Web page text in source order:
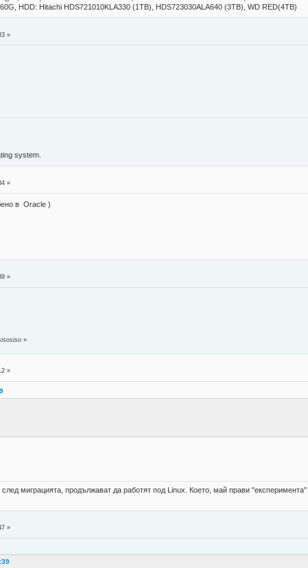
HDD: Hitachi HDS721010KLA330 (1TB), HDS723030ALA640 (3TB), WD RED(4TB)
»
system.
»
в Oracle )
»
»
»
след миграцията, продължават да работят под Linux. Което, май прави
»